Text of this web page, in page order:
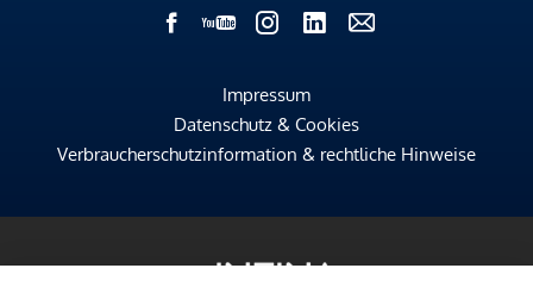
Impressum
Datenschutz & Cookies
Verbraucherschutzinformation & rechtliche Hinweise